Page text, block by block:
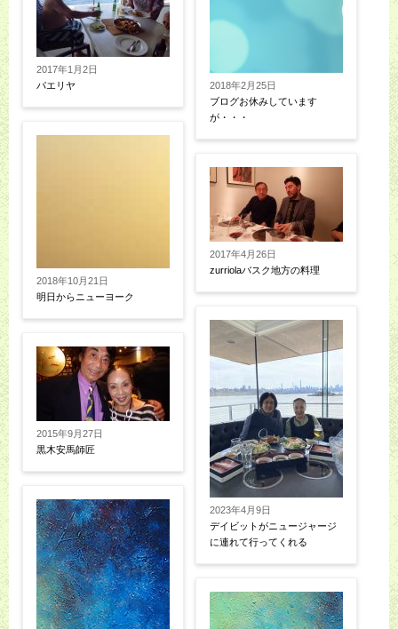
2017年1月2日
パエリヤ
2018年10月21日
明日からニューヨーク
2015年9月27日
黒木安馬師匠
2018年2月25日
ブログお休みしています
が・・・
2017年4月26日
zurriolaバスク地方の料理
2023年4月9日
デイビットがニュージャージ
に連れて行ってくれる